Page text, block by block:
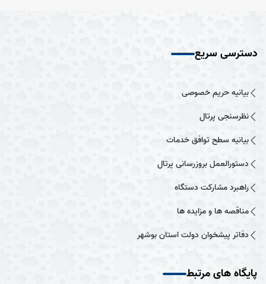
دسترسی سریع
بیانیه حریم خصوصی
نظرسنجی پرتال
بیانیه سطح توافق خدمات
دستورالعمل بروزرسانی پرتال
راهبرد مشارکت دستگاه
مناقصه ها و مزایده ها
دفاتر پیشخوان دولت استان بوشهر
پایگاه های مرتبط